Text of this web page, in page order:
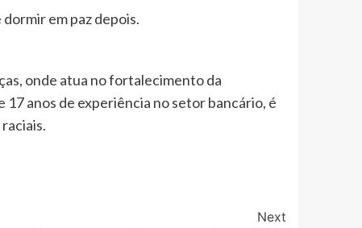
em paz depois.
onde atua no fortalecimento da
anos de experiência no setor bancário, é
Next